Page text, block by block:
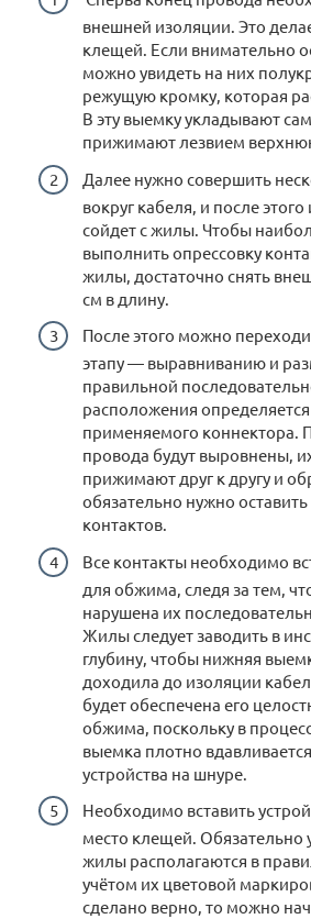
внешней изоляции. Это
клещей. Если внимательно
можно увидеть на них
режущую кромку, которая
В эту выемку укладывают
прижимают лезвием
Далее нужно совершить
вокруг кабеля, и после
сойдет с жилы. Чтобы
выполнить опрессовку
жилы, достаточно снять
см в длину.
После этого можно
этапу — выравниванию и
правильной
расположения
применяемого коннектора.
провода будут выровнены,
прижимают друг к другу и
обязательно нужно
контактов.
Все контакты необходимо
для обжима, следя за тем,
нарушена их
Жилы следует заводить в
глубину, чтобы нижняя
доходила до изоляции
будет обеспечена его
обжима, поскольку в
выемка плотно
устройства на шнуре.
Необходимо вставить
место клещей. Обязательно
жилы располагаются в
учётом их цветовой
сделано верно, то можно